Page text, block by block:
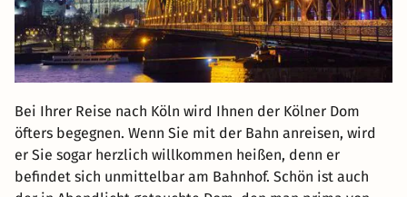
Bei Ihrer Reise nach Köln wird Ihnen der Kölner Dom
öfters begegnen. Wenn Sie mit der Bahn anreisen, wird
er Sie sogar herzlich willkommen heißen, denn er
befindet sich unmittelbar am Bahnhof. Schön ist auch